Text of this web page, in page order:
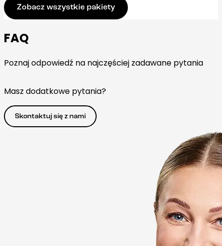
Zobacz wszystkie pakiety
FAQ
Poznaj odpowiedź na najczęściej zadawane pytania
Masz dodatkowe pytania?
Skontaktuj się z nami